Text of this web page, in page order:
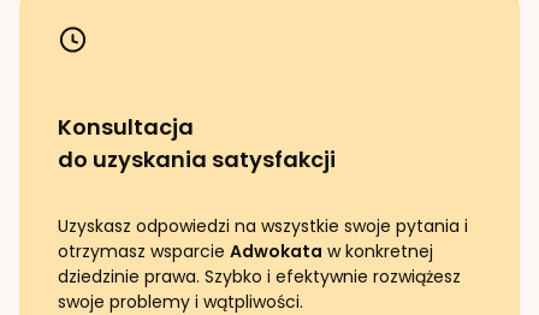
Konsultacja
do uzyskania satysfakcji
Uzyskasz odpowiedzi na wszystkie swoje pytania i
otrzymasz wsparcie Adwokata w konkretnej
dziedzinie prawa. Szybko i efektywnie rozwiążesz
swoje problemy i wątpliwości.